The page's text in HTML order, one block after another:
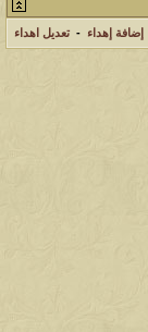
إضافة إهداء - تعديل اهداء